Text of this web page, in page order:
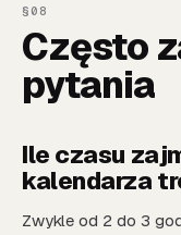
Często
pytania
Ile czasu
kalendarza
Zwykle od 2 do 3